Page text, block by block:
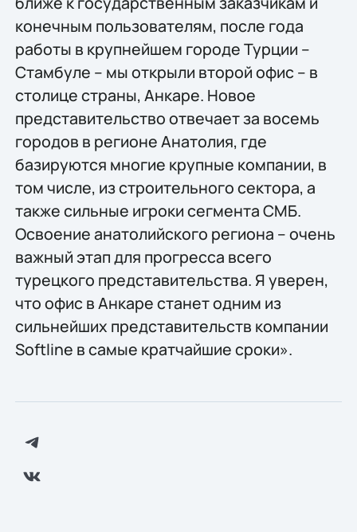
конечным пользователям, после года
работы в крупнейшем городе Турции –
Стамбуле – мы открыли второй офис – в
столице страны, Анкаре. Новое
представительство отвечает за восемь
городов в регионе Анатолия, где
базируются многие крупные компании, в
том числе, из строительного сектора, а
также сильные игроки сегмента СМБ.
Освоение анатолийского региона – очень
важный этап для прогресса всего
турецкого представительства. Я уверен,
что офис в Анкаре станет одним из
сильнейших представительств компании
Softline в самые кратчайшие сроки».